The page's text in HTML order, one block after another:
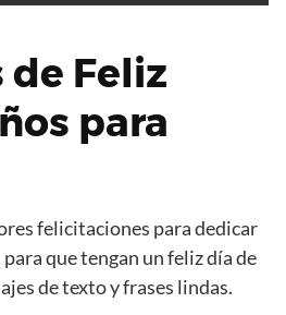
de Feliz
para
felicitaciones para dedicar
que tengan un feliz día de
de texto y frases lindas.